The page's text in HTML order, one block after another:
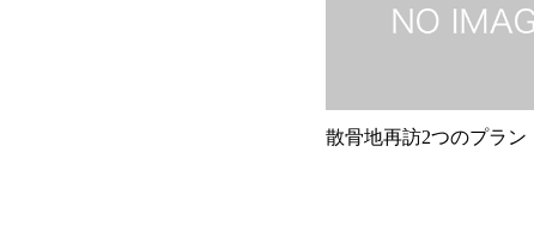
散骨地再訪2つのプラン